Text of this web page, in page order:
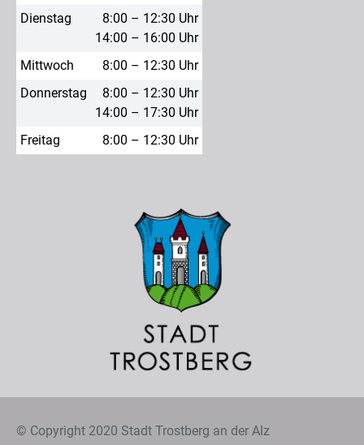
Dienstag
8:00 – 12:30 Uhr
14:00 – 16:00 Uhr
Mittwoch
8:00 – 12:30 Uhr
Donnerstag
8:00 – 12:30 Uhr
14:00 – 17:30 Uhr
Freitag
8:00 – 12:30 Uhr
© Copyright 2020 Stadt Trostberg an der Alz